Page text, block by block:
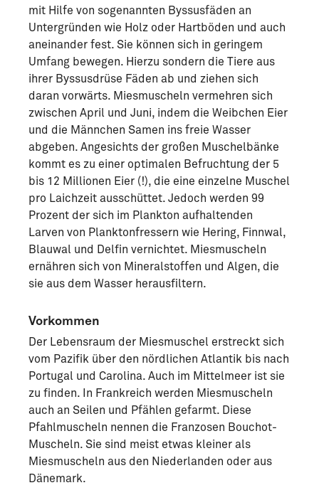
mit Hilfe von sogenannten Byssusfäden an
Untergründen wie Holz oder Hartböden und auch
aneinander fest. Sie können sich in geringem
Umfang bewegen. Hierzu sondern die Tiere aus
ihrer Byssusdrüse Fäden ab und ziehen sich
daran vorwärts. Miesmuscheln vermehren sich
zwischen April und Juni, indem die Weibchen Eier
und die Männchen Samen ins freie Wasser
abgeben. Angesichts der großen Muschelbänke
kommt es zu einer optimalen Befruchtung der 5
bis 12 Millionen Eier (!), die eine einzelne Muschel
pro Laichzeit ausschüttet. Jedoch werden 99
Prozent der sich im Plankton aufhaltenden
Larven von Planktonfressern wie Hering, Finnwal,
Blauwal und Delfin vernichtet. Miesmuscheln
ernähren sich von Mineralstoffen und Algen, die
sie aus dem Wasser herausfiltern.
Vorkommen
Der Lebensraum der Miesmuschel erstreckt sich
vom Pazifik über den nördlichen Atlantik bis nach
Portugal und Carolina. Auch im Mittelmeer ist sie
zu finden. In Frankreich werden Miesmuscheln
auch an Seilen und Pfählen gefarmt. Diese
Pfahlmuscheln nennen die Franzosen Bouchot-
Muscheln. Sie sind meist etwas kleiner als
Miesmuscheln aus den Niederlanden oder aus
Dänemark.